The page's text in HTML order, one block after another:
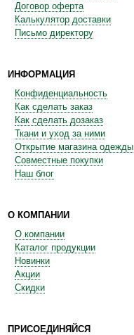
Договор оферта
Калькулятор доставки
Письмо директору
ИНФОРМАЦИЯ
Конфиденциальность
Как сделать заказ
Как сделать дозаказ
Ткани и уход за ними
Открытие магазина одежды
Совместные покупки
Наш блог
О КОМПАНИИ
О компании
Каталог продукции
Новинки
Акции
Скидки
ПРИСОЕДИНЯЙСЯ